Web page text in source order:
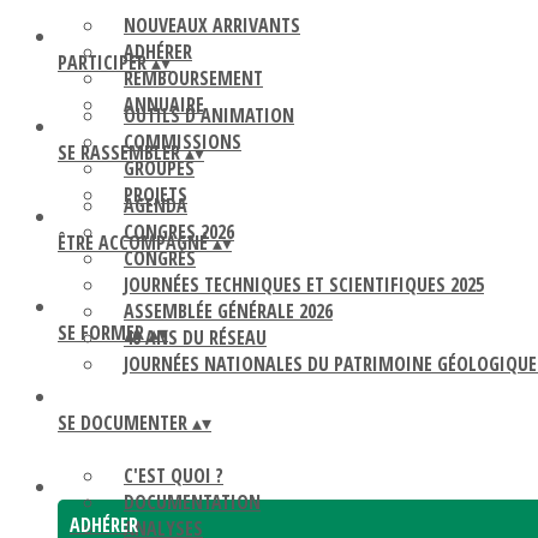
NOUVEAUX ARRIVANTS
ADHÉRER
REMBOURSEMENT
ANNUAIRE
PARTICIPER▴▾
OUTILS D'ANIMATION
COMMISSIONS
GROUPES
PROJETS
SE RASSEMBLER▴▾
AGENDA
CONGRES 2026
CONGRÈS
JOURNÉES TECHNIQUES ET SCIENTIFIQUES 2025
ASSEMBLÉE GÉNÉRALE 2026
40 ANS DU RÉSEAU
JOURNÉES NATIONALES DU PATRIMOINE
ÊTRE ACCOMPAGNÉ▴▾
SE FORMER▴▾
SE DOCUMENTER▴▾
C'EST QUOI ?
DOCUMENTATION
ANALYSES
ADHÉRER